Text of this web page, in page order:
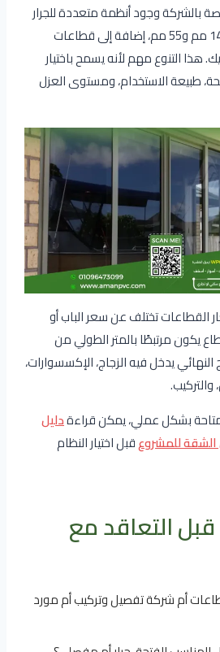
بالشركة وجود أنظمة متعددة للجرار
مثل 80 مم و110 مم و140 مم و55 مم، إضافة إلى قطاعات
هذا التنوع مهم لأنه يسمح باختيار
طبيعة الاستخدام، ومستوى العزل
القطاعات تختلف عن سعر الباب أو
يكون مرتبطًا بالمتر الطولي من
النهائي يدخل فيه الزجاج، الإكسسوارات،
والتركيب.
بشكل عملي، يمكن قراءةدليل
قبل اختيار النظام
التعاقد مع
أم شركة تفصيل وتركيب أم مورد